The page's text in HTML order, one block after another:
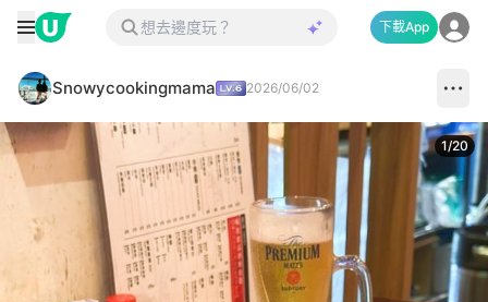
下載App
Snowycookingmama 2026/06/02
1/20